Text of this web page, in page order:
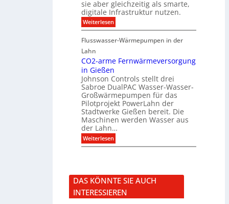
n
d
e
r
n
r
a
s
t
r
u
k
t
u
r
-
I
n
t
g
a
t
i
o
n
n
n
e
n
c
t
z
l
i
s
i
e
r
g
u
n
d
P
r
o
j
e
t
k
o
g
u
r
a
sie aber gleichzeitig als smarte,
digitale Infrastruktur nutzen.
Weiterlesen:
H
s
r
i
s
c
h
e
L
e
u
c
t
t
a
c
Flusswasser-Wärmepumpen in der
Lahn
CO2-arme Fernwärmeversorgung
in Gießen
Johnson Controls stellt drei
Sabroe DualPAC Wasser-Wasser-
Großwärmepumpen für das
Pilotprojekt PowerLahn der
Stadtwerke Gießen bereit. Die
Maschinen werden Wasser aus
der Lahn…
Weiterlesen:
C
a
r
e
DAS KÖNNTE SIE AUCH
INTERESSIEREN